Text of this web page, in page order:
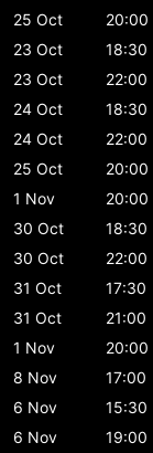
25 Oct
20:00
23 Oct
18:30
23 Oct
22:00
24 Oct
18:30
24 Oct
22:00
25 Oct
20:00
1 Nov
20:00
30 Oct
18:30
30 Oct
22:00
31 Oct
17:30
31 Oct
21:00
1 Nov
20:00
8 Nov
17:00
6 Nov
15:30
6 Nov
19:00